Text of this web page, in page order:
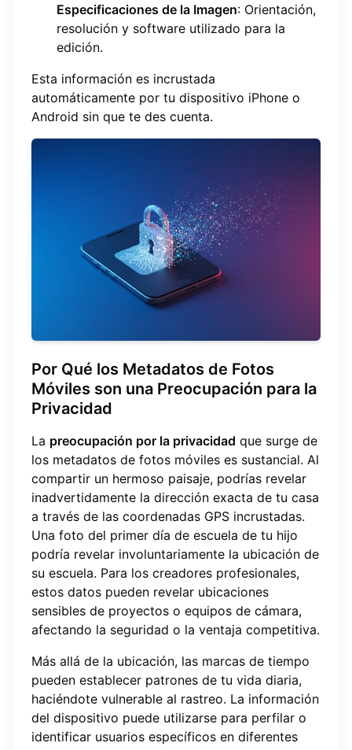
Especificaciones de la Imagen: Orientación,
resolución y software utilizado para la
edición.
Esta información es incrustada
automáticamente por tu dispositivo iPhone o
Android sin que te des cuenta.
Por Qué los Metadatos de Fotos
Móviles son una Preocupación para la
Privacidad
La preocupación por la privacidad que surge de
los metadatos de fotos móviles es sustancial. Al
compartir un hermoso paisaje, podrías revelar
inadvertidamente la dirección exacta de tu casa
a través de las coordenadas GPS incrustadas.
Una foto del primer día de escuela de tu hijo
podría revelar involuntariamente la ubicación de
su escuela. Para los creadores profesionales,
estos datos pueden revelar ubicaciones
sensibles de proyectos o equipos de cámara,
afectando la seguridad o la ventaja competitiva.
Más allá de la ubicación, las marcas de tiempo
pueden establecer patrones de tu vida diaria,
haciéndote vulnerable al rastreo. La información
del dispositivo puede utilizarse para perfilar o
identificar usuarios específicos en diferentes